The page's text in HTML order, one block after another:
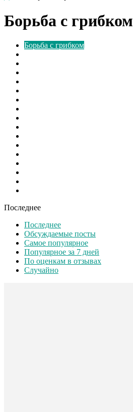
Борьба с грибком
Борьба с грибком
Последнее
Последнее
Обсуждаемые посты
Самое популярное
Популярное за 7 дней
По оценкам в отзывах
Случайно